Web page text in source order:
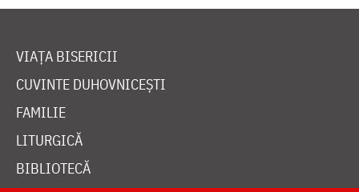
VIAȚA BISERICII
CUVINTE DUHOVNICEȘTI
FAMILIE
LITURGICĂ
BIBLIOTECĂ